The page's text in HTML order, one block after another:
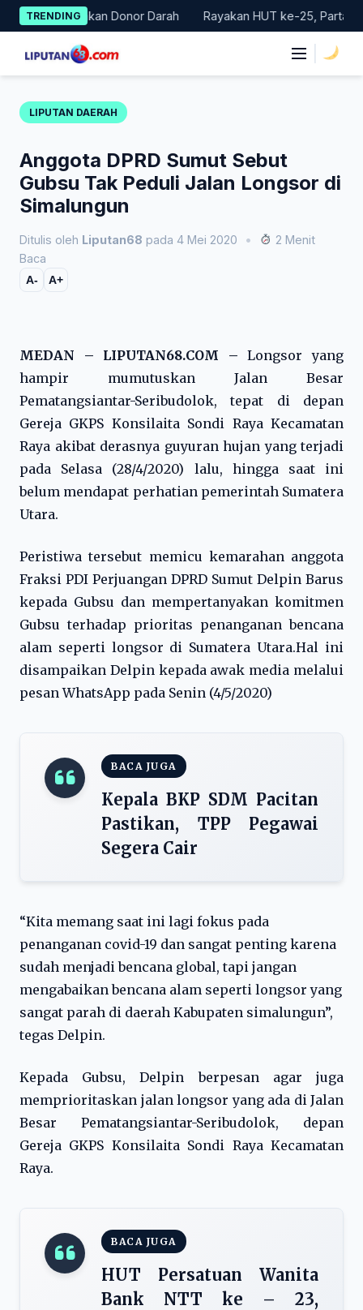
Skip
to
content
TRENDING
Gerakan Donor Darah Rayakan HUT ke-25, Partai
LIPUTAN DAERAH
Anggota DPRD Sumut Sebut
Gubsu Tak Peduli Jalan Longsor di
Simalungun
Ditulis oleh Liputan68 pada 4 Mei 2020 •
2 Menit
Baca
A- A+
MEDAN – LIPUTAN68.COM –Longsor yang
hampir mumutuskan Jalan Besar
Pematangsiantar-Seribudolok, tepat di depan
Gereja GKPS Konsilaita Sondi Raya Kecamatan
Raya akibat derasnya guyuran hujan yang terjadi
pada Selasa (28/4/2020) lalu, hingga saat ini
belum mendapat perhatian pemerintah Sumatera
Utara.
Peristiwa tersebut memicu kemarahan anggota
Fraksi PDI Perjuangan DPRD Sumut Delpin Barus
kepada Gubsu dan mempertanyakan komitmen
Gubsu terhadap prioritas penanganan bencana
alam seperti longsor di Sumatera Utara.Hal ini
disampaikan Delpin kepada awak media melalui
pesan WhatsApp pada Senin (4/5/2020)
BACA JUGA
Kepala BKP SDM Pacitan
Pastikan, TPP Pegawai
Segera Cair
“Kita memang saat ini lagi fokus pada
penanganan covid-19 dan sangat penting karena
sudah menjadi bencana global, tapi jangan
mengabaikan bencana alam seperti longsor yang
sangat parah di daerah Kabupaten simalungun”,
tegas Delpin.
Kepada Gubsu, Delpin berpesan agar juga
memprioritaskan jalan longsor yang ada di Jalan
Besar Pematangsiantar-Seribudolok, depan
Gereja GKPS Konsilaita Sondi Raya Kecamatan
Raya.
BACA JUGA
HUT Persatuan Wanita
Bank NTT ke – 23,